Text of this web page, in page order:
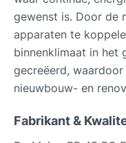
gewenst is. Door de
apparaten te
binnenklimaat in het
gecreëerd,
nieuwbouw- en
Fabrikant &